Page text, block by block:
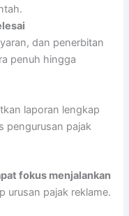
dan penerbitan
penuh hingga
laporan lengkap
pengurusan pajak
fokus menjalankan
urusan pajak reklame.